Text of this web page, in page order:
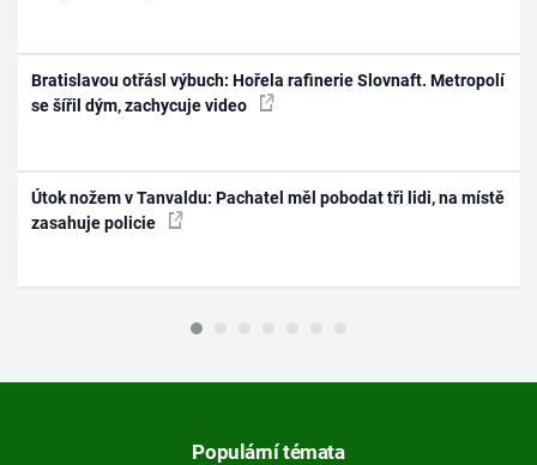
Bratislavou otřásl výbuch: Hořela rafinerie Slovnaft. Metropolí
se šířil dým, zachycuje video
Útok nožem v Tanvaldu: Pachatel měl pobodat tři lidi, na místě
zasahuje policie
Populární témata